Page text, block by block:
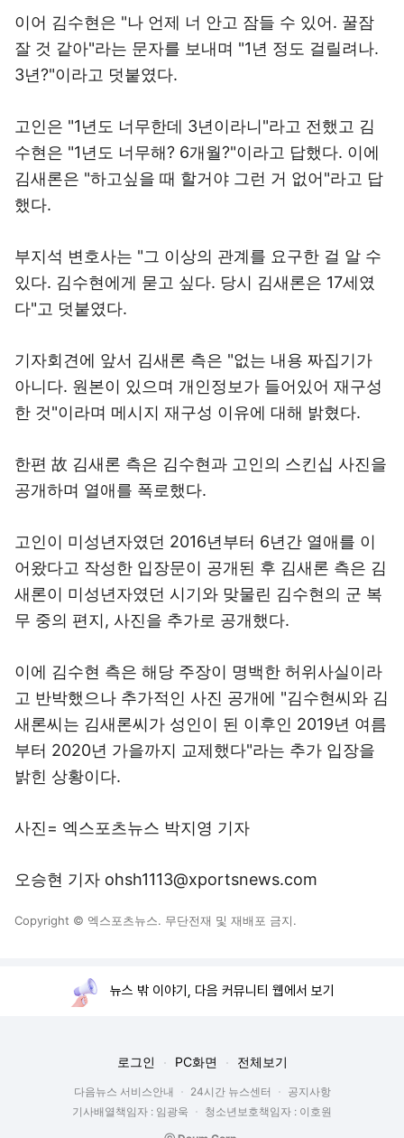
이어 김수현은 "나 언제 너 안고 잠들 수 있어. 꿀잠
잘 것 같아"라는 문자를 보내며 "1년 정도 걸릴려나.
3년?"이라고 덧붙였다.
고인은 "1년도 너무한데 3년이라니"라고 전했고 김
수현은 "1년도 너무해? 6개월?"이라고 답했다. 이에
김새론은 "하고싶을 때 할거야 그런 거 없어"라고 답
했다.
부지석 변호사는 "그 이상의 관계를 요구한 걸 알 수
있다. 김수현에게 묻고 싶다. 당시 김새론은 17세였
다"고 덧붙였다.
기자회견에 앞서 김새론 측은 "없는 내용 짜집기가
아니다. 원본이 있으며 개인정보가 들어있어 재구성
한 것"이라며 메시지 재구성 이유에 대해 밝혔다.
한편 故 김새론 측은 김수현과 고인의 스킨십 사진을
공개하며 열애를 폭로했다.
고인이 미성년자였던 2016년부터 6년간 열애를 이
어왔다고 작성한 입장문이 공개된 후 김새론 측은 김
새론이 미성년자였던 시기와 맞물린 김수현의 군 복
무 중의 편지, 사진을 추가로 공개했다.
이에 김수현 측은 해당 주장이 명백한 허위사실이라
고 반박했으나 추가적인 사진 공개에 "김수현씨와 김
새론씨는 김새론씨가 성인이 된 이후인 2019년 여름
부터 2020년 가을까지 교제했다"라는 추가 입장을
밝힌 상황이다.
사진= 엑스포츠뉴스 박지영 기자
오승현 기자 ohsh1113@xportsnews.com
Copyright © 엑스포츠뉴스. 무단전재 및 재배포 금지.
뉴스 밖 이야기, 다음 커뮤니티 웹에서 보기
로그인 PC화면 전체보기
다음뉴스 서비스안내 24시간 뉴스센터
공지사항
기사배열책임자 : 임광욱
청소년보호책임자 : 이호원